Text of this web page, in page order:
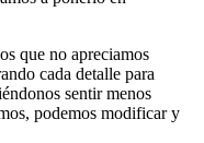
que no apreciamos
cada detalle para
sentir menos
podemos modificar y